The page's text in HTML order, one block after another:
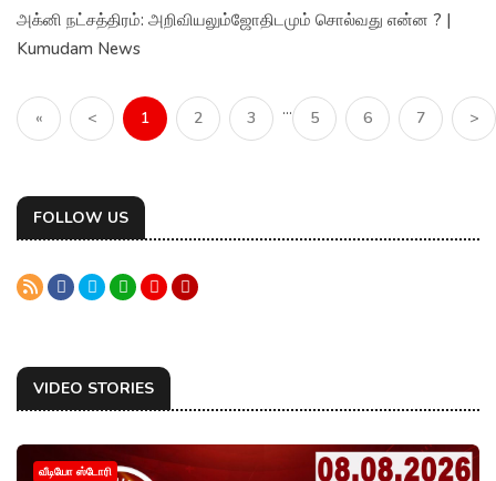
அக்னி நட்சத்திரம்: அறிவியலும்ஜோதிடமும் சொல்வது என்ன ? |
Kumudam News
« < 1 2 3 ... 5 6 7 >
FOLLOW US
VIDEO STORIES
வீடியோ ஸ்டோரி